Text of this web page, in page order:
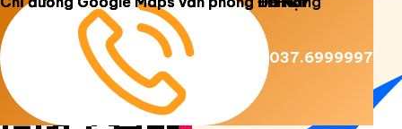
Copyright 2026 © Luật Dương Gia